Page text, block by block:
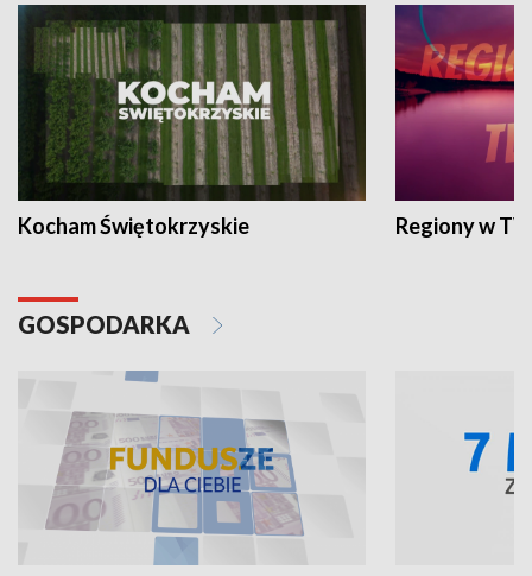
Kocham Świętokrzyskie Regiony w
GOSPODARKA